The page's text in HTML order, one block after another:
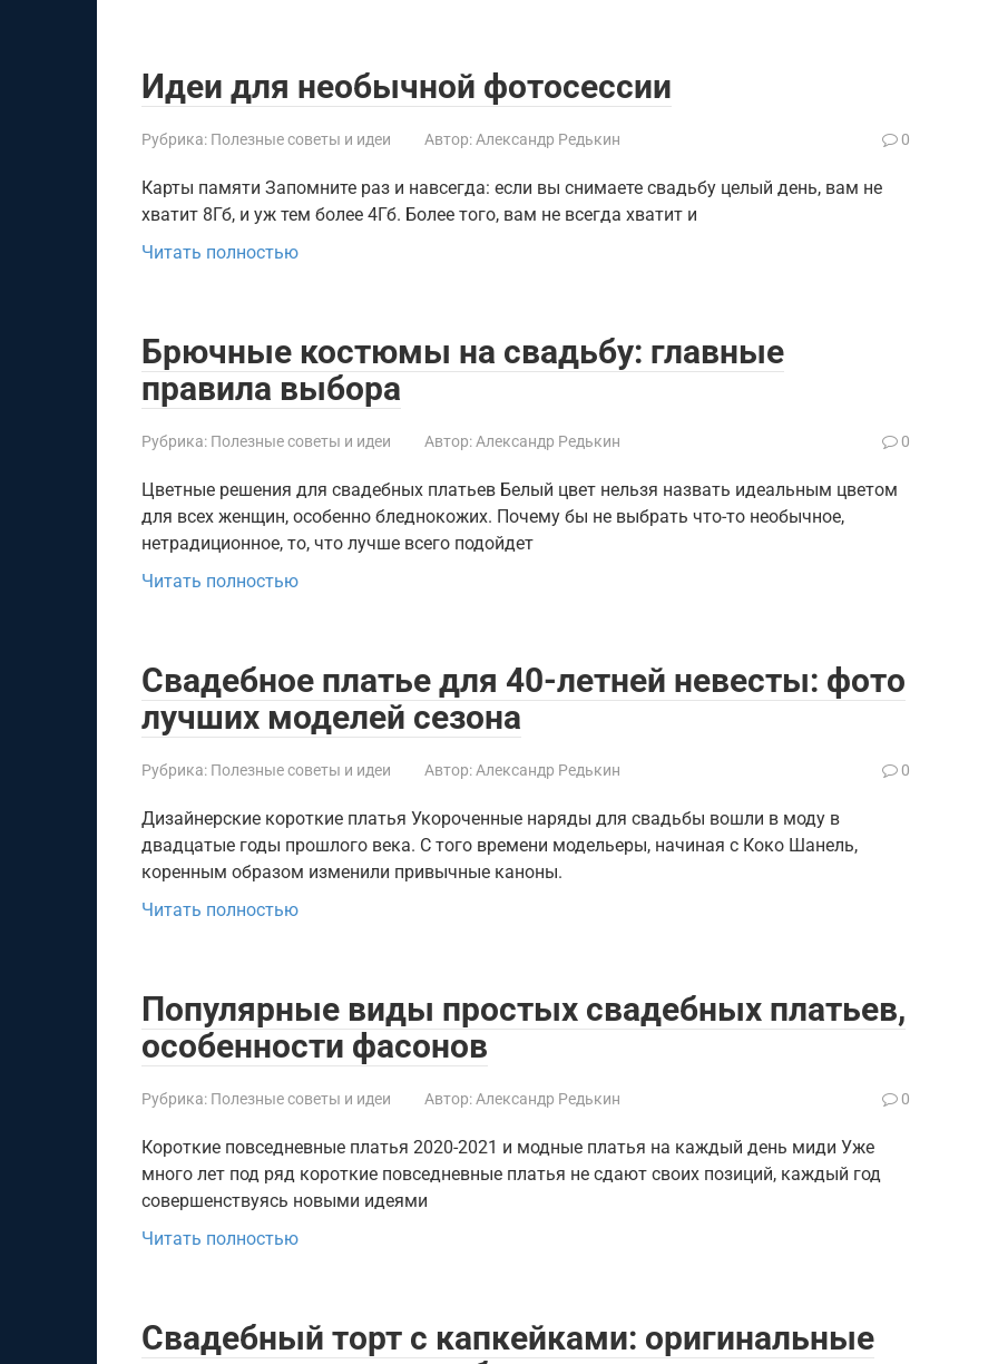
Идеи для необычной фотосессии
Рубрика: Полезные советы и идеи Автор: Александр Редькин 0
Карты памяти Запомните раз и навсегда: если вы снимаете свадьбу целый день, вам не
хватит 8Гб, и уж тем более 4Гб. Более того, вам не всегда хватит и
Читать полностью
Брючные костюмы на свадьбу: главные
правила выбора
Рубрика: Полезные советы и идеи Автор: Александр Редькин 0
Цветные решения для свадебных платьев Белый цвет нельзя назвать идеальным цветом
для всех женщин, особенно бледнокожих. Почему бы не выбрать что-то необычное,
нетрадиционное, то, что лучше всего подойдет
Читать полностью
Свадебное платье для 40-летней невесты: фото
лучших моделей сезона
Рубрика: Полезные советы и идеи Автор: Александр Редькин 0
Дизайнерские короткие платья Укороченные наряды для свадьбы вошли в моду в
двадцатые годы прошлого века. С того времени модельеры, начиная с Коко Шанель,
коренным образом изменили привычные каноны.
Читать полностью
Популярные виды простых свадебных платьев,
особенности фасонов
Рубрика: Полезные советы и идеи Автор: Александр Редькин 0
Короткие повседневные платья 2020-2021 и модные платья на каждый день миди Уже
много лет под ряд короткие повседневные платья не сдают своих позиций, каждый год
совершенствуясь новыми идеями
Читать полностью
Свадебный торт с капкейками: оригинальные